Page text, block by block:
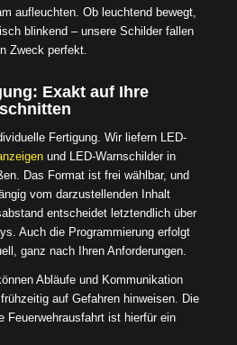
aufleuchten. Ob leuchtend bewegt,
blinkend – unsere Schilder fallen
Zweck perfekt.
Exakt auf Ihre
Fertigung. Wir liefern LED-
und LED-Warnschilder in
Das Format ist frei wählbar, und
vom darzustellenden Inhalt
entscheidet letztendlich über
Auch die Programmierung erfolgt
ganz nach Ihren Anforderungen.
Abläufe und Kommunikation
auf Gefahren hinweisen. Die
Feuerwehrausfahrt ist hierfür ein